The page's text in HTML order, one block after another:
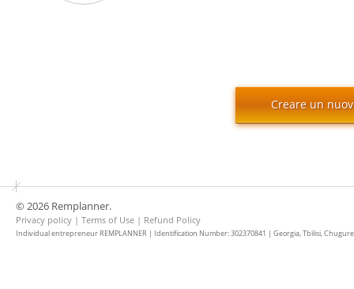
Creare un
© 2026 Remplanner.
Privacy policy | Terms of Use | Refund Policy
Individual entrepreneur REMPLANNER | Identification Number: 302370841 | Georgia, Tbilisi,